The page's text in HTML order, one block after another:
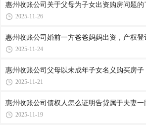
惠州收账公司​关于父母为子女出资购房问题的
2025-11-26
惠州收账公司​婚前一方爸爸妈妈出资，产权登
2025-11-24
惠州收账公司​父母以未成年子女名义购买房子
2025-11-21
惠州收账公司​债权人怎么证明告贷属于夫妻一
2025-11-19